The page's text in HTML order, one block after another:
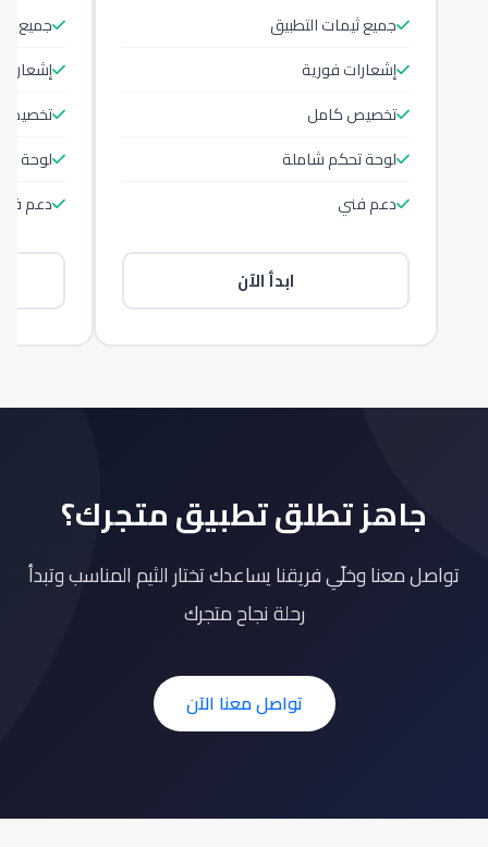
جميع ثيمات التطبيق
إشعارات فورية
تخصيص كامل
لوحة تحكم شاملة
دعم فني
ابدأ الآن
جميع
لوحة
دعم
جاهز تطلق تطبيق متجرك؟
تواصل معنا وخلّي فريقنا يساعدك تختار الثيم المناسب وتبدأ
رحلة نجاح متجرك
تواصل معنا الآن